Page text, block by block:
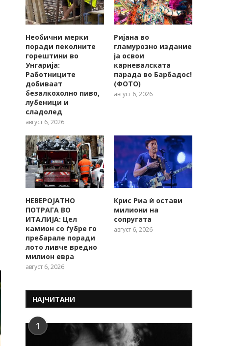
Необични мерки
поради пеколните
горештини во
Унгарија:
Работниците
добиваат
безалкохолно пиво,
лубеници и
сладолед
август 6, 2026
Ријана во
гламурозно издание
ја освои
карневалската
парада во Барбадос!
(ФОТО)
август 6, 2026
НЕВЕРОЈАТНО
ПОТРАГА ВО
ИТАЛИЈА: Цел
камион со ѓубре го
пребарале поради
лото ливче вредно
милион евра
август 6, 2026
Крис Риа ѝ остави
милиони на
сопругата
август 6, 2026
НАЈЧИТАНИ
1